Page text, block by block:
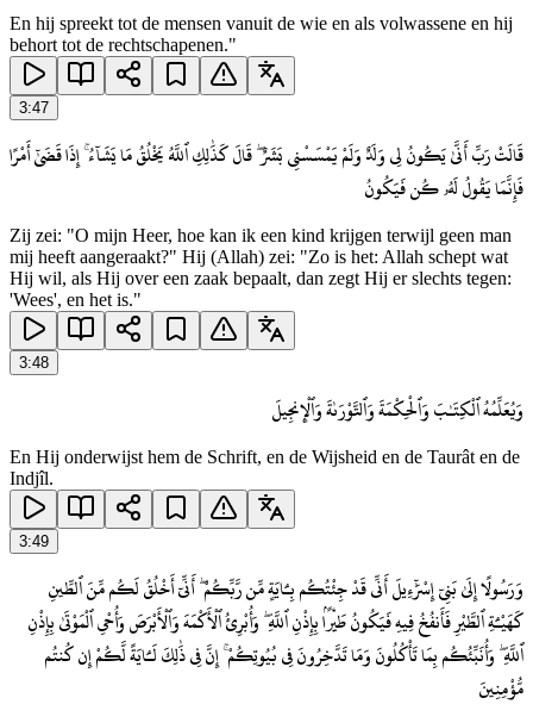
En hij spreekt tot de mensen vanuit de wie en als volwassene en hij
behort tot de rechtschapenen."
3:47
قَالَتْ رَبِّ أَنَّىٰ يَكُونُ لِى وَلَدٌ وَلَمْ يَمْسَسْنِى بَشَرٌ ۖ قَالَ كَذَٰلِكِ ٱللَّهُ يَخْلُقُ مَا يَشَآءُ ۚ إِذَا قَضَىٰٓ أَمْرًا
فَإِنَّمَا يَقُولُ لَهُۥ كُن فَيَكُونُ
Zij zei: "O mijn Heer, hoe kan ik een kind krijgen terwijl geen man
mij heeft aangeraakt?" Hij (Allah) zei: "Zo is het: Allah schept wat
Hij wil, als Hij over een zaak bepaalt, dan zegt Hij er slechts tegen:
'Wees', en het is."
3:48
وَيُعَلِّمُهُ ٱلْكِتَـٰبَ وَٱلْحِكْمَةَ وَٱلتَّوْرَىٰةَ وَٱلْإِنجِيلَ
En Hij onderwijst hem de Schrift, en de Wijsheid en de Taurât en de
Indjîl.
3:49
وَرَسُولًا إِلَىٰ بَنِىٓ إِسْرَٰٓءِيلَ أَنِّى قَدْ جِئْتُكُم بِـَٔايَةٍ مِّن رَّبِّكُمْ ۖ أَنِّىٓ أَخْلُقُ لَكُم مِّنَ ٱلطِّينِ
كَهَيْـَٔةِ ٱلطَّيْرِ فَأَنفُخُ فِيهِ فَيَكُونُ طَيْرًۢا بِإِذْنِ ٱللَّهِ ۖ وَأُبْرِئُ ٱلْأَكْمَهَ وَٱلْأَبْرَصَ وَأُحْىِ ٱلْمَوْتَىٰ بِإِذْنِ
ٱللَّهِ ۖ وَأُنَبِّئُكُم بِمَا تَأْكُلُونَ وَمَا تَدَّخِرُونَ فِى بُيُوتِكُمْ ۚ إِنَّ فِى ذَٰلِكَ لَـَٔايَةً لَّكُمْ إِن كُنتُم
مُّؤْمِنِينَ